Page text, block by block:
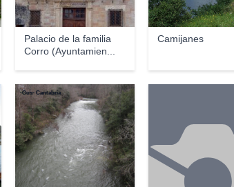
Palacio de la familia
Corro (Ayuntamien...
Camijanes
-Gus- Cantabria